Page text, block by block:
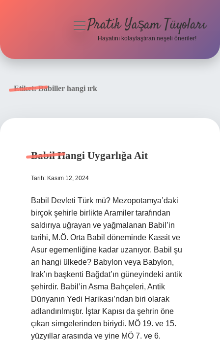
menüyü
Pratik Yaşam Tüyoları
Hayatını kolaylaştıran neşeli öneriler!
Etiket:Babiller hangi ırk
Babil Hangi Uygarlığa Ait
Tarih: Kasım 12, 2024
Babil Devleti Türk mü? Mezopotamya’daki
birçok şehirle birlikte Aramiler tarafından
saldırıya uğrayan ve yağmalanan Babil’in
tarihi, M.Ö. Orta Babil döneminde Kassit ve
Asur egemenliğine kadar uzanıyor. Babil şu
an hangi ülkede? Babylon veya Babylon,
Irak’ın başkenti Bağdat’ın güneyindeki antik
şehirdir. Babil’in Asma Bahçeleri, Antik
Dünyanın Yedi Harikası’ndan biri olarak
adlandırılmıştır. İştar Kapısı da şehrin öne
çıkan simgelerinden biriydi. MÖ 19. ve 15.
yüzyıllar arasında ve yine MÖ 7. ve 6.